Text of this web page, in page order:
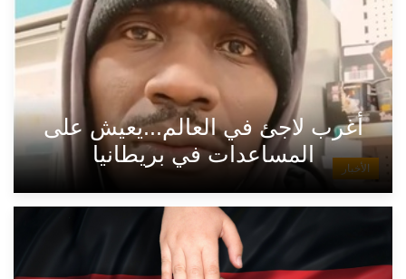
الأخبار
أغرب لاجئ في العالم...يعيش على
المساعدات في بريطانيا